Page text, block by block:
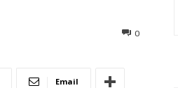
0
Email